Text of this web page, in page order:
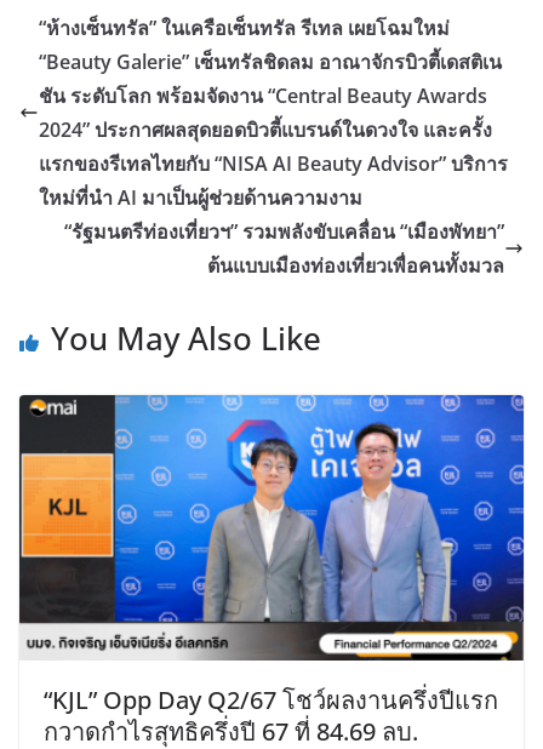
“ห้างเซ็นทรัล” ในเครือเซ็นทรัล รีเทล เผยโฉมใหม่
“Beauty Galerie” เซ็นทรัลชิดลม อาณาจักรบิวตี้เดสติเน
ชัน ระดับโลก พร้อมจัดงาน “Central Beauty Awards
2024” ประกาศผลสุดยอดบิวตี้แบรนด์ในดวงใจ และครั้ง
แรกของรีเทลไทยกับ “NISA AI Beauty Advisor” บริการ
ใหม่ที่นำ AI มาเป็นผู้ช่วยด้านความงาม
“รัฐมนตรีท่องเที่ยวฯ” รวมพลังขับเคลื่อน “เมืองพัทยา”
ต้นแบบเมืองท่องเที่ยวเพื่อคนทั้งมวล
You May Also Like
“KJL” Opp Day Q2/67 โชว์ผลงานครึ่งปีแรก
กวาดกำไรสุทธิครึ่งปี 67 ที่ 84.69 ลบ.